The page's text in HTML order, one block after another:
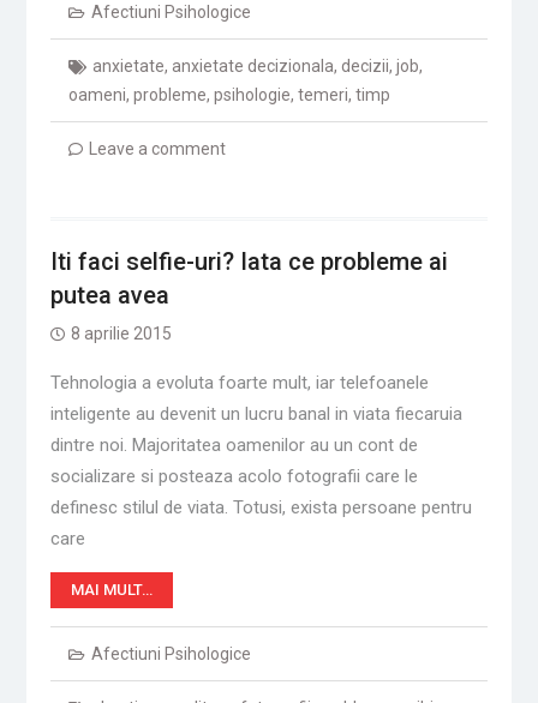
Afectiuni Psihologice
anxietate, anxietate decizionala, decizii, job,
oameni, probleme, psihologie, temeri, timp
Leave a comment
Iti faci selfie-uri? Iata ce probleme ai
putea avea
8 aprilie 2015
Tehnologia a evoluta foarte mult, iar telefoanele
inteligente au devenit un lucru banal in viata fiecaruia
dintre noi. Majoritatea oamenilor au un cont de
socializare si posteaza acolo fotografii care le
definesc stilul de viata. Totusi, exista persoane pentru
care
MAI MULT…
Afectiuni Psihologice